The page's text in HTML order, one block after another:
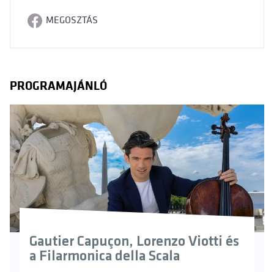
MEGOSZTÁS
PROGRAMAJÁNLÓ
Gautier Capuçon, Lorenzo Viotti és
a Filarmonica della Scala